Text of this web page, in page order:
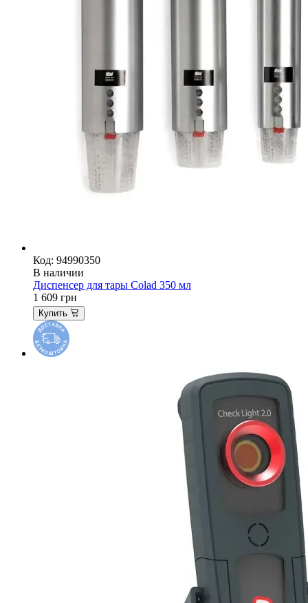
Код: 94990350
В наличии
Диспенсер для тары Colad 350 мл
1 609 грн
Купить